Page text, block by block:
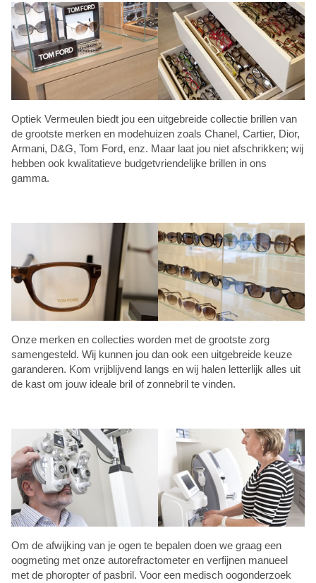
Optiek Vermeulen biedt jou een uitgebreide collectie brillen van
de grootste merken en modehuizen zoals Chanel, Cartier, Dior,
Armani, D&G, Tom Ford, enz. Maar laat jou niet afschrikken; wij
hebben ook kwalitatieve budgetvriendelijke brillen in ons
gamma.
Onze merken en collecties worden met de grootste zorg
samengesteld. Wij kunnen jou dan ook een uitgebreide keuze
garanderen. Kom vrijblijvend langs en wij halen letterlijk alles uit
de kast om jouw ideale bril of zonnebril te vinden.
Om de afwijking van je ogen te bepalen doen we graag een
oogmeting met onze autorefractometer en verfijnen manueel
met de phoropter of pasbril. Voor een medisch oogonderzoek